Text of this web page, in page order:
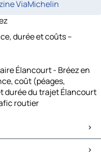
ViaMichelin
durée et coûts –
Élancourt - Bréez en
coût (péages,
durée du trajet Élancourt
routier